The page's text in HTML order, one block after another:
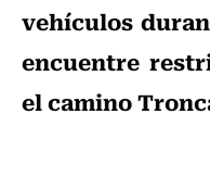
vehículos
encuentre
el camino